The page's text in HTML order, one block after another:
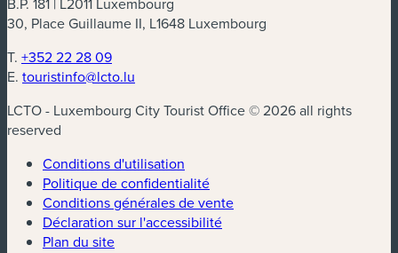
30, Place Guillaume II, L1648 Luxembourg
T. +352 22 28 09
E. touristinfo@lcto.lu
LCTO - Luxembourg City Tourist Office © 2026 all rights
reserved
Conditions d'utilisation
Politique de confidentialité
Conditions générales de vente
Déclaration sur l'accessibilité
Plan du site